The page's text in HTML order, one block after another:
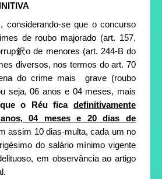
considerando-se que o concurso
de roubo majorado (art. 157,
鈬o de menores (art. 244-B do
diversos, nos termos do art. 70
do crime mais
grave (roubo
seja, 06 anos e 04 meses, mais
o Réu fica definitivamente
04 meses e 20 dias de
assim 10 dias-multa, cada um no
do salário mínimo vigente
em observância ao artigo